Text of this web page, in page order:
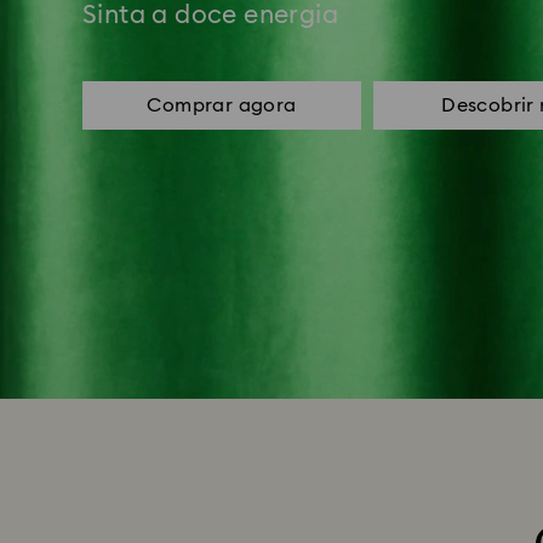
Sinta a doce energia
Comprar agora Descobrir